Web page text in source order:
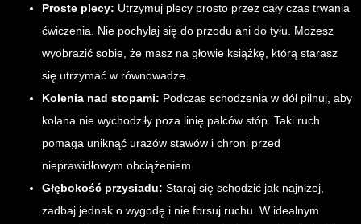
Proste plecy: Utrzymuj plecy prosto przez cały czas trwania
ćwiczenia. Nie pochylaj się do przodu ani do tyłu. Możesz
wyobrazić sobie, że masz na głowie książkę, którą starasz
się utrzymać w równowadze.
Kolenia nad stopami: Podczas schodzenia w dół pilnuj, aby
kolana nie wychodziły poza linię palców stóp. Taki ruch
pomaga uniknąć urazów stawów i chroni przed
nieprawidłowym obciążeniem.
Głębokość przysiadu: Staraj się schodzić jak najniżej,
zadbaj jednak o wygodę i nie forsuj ruchu. W idealnym